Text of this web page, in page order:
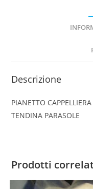
Descrizione
PIANETTO
TENDINA PARASOLE
Prodotti